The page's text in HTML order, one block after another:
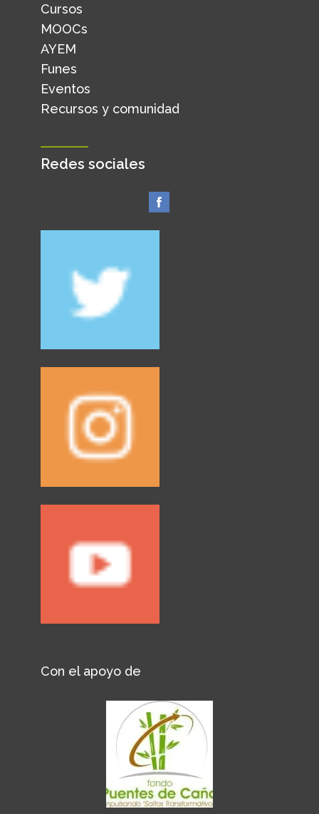
Cursos
MOOCs
AYEM
Funes
Eventos
Recursos y comunidad
Redes sociales
Con el apoyo de